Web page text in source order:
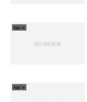
Apple
Apple